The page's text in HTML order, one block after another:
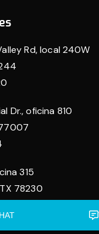
Rd, local 240W
Dr., oficina 810
315
78230